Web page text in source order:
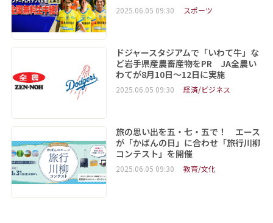
2025.06.05 09:30 スポーツ
ドジャースタジアムで「いわて牛」な
ど岩手県産農畜産物をPR JA全農い
わてが8月10日～12日に実施
2025.06.05 09:30 経済/ビジネス
旅の思い出を五・七・五で！ エース
が「かばんの日」に合わせ「旅行川柳
コンテスト」を開催
2025.06.05 09:30 教育/文化